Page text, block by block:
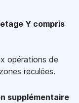
Y compris
opérations de
reculées.
supplémentaire